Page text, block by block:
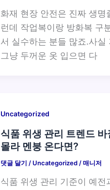
화재 현장 안전은 진짜 생명
런데 작업복이랑 방화복 구
서 실수하는 분들 많죠.사실
그냥 두꺼운 옷 입으면 다
Uncategorized
식품 위생 관리 트렌드
몰라 멘붕 온다면?
댓글 달기 / Uncategorized/매니저
식품 위생 관리 기준이 예전